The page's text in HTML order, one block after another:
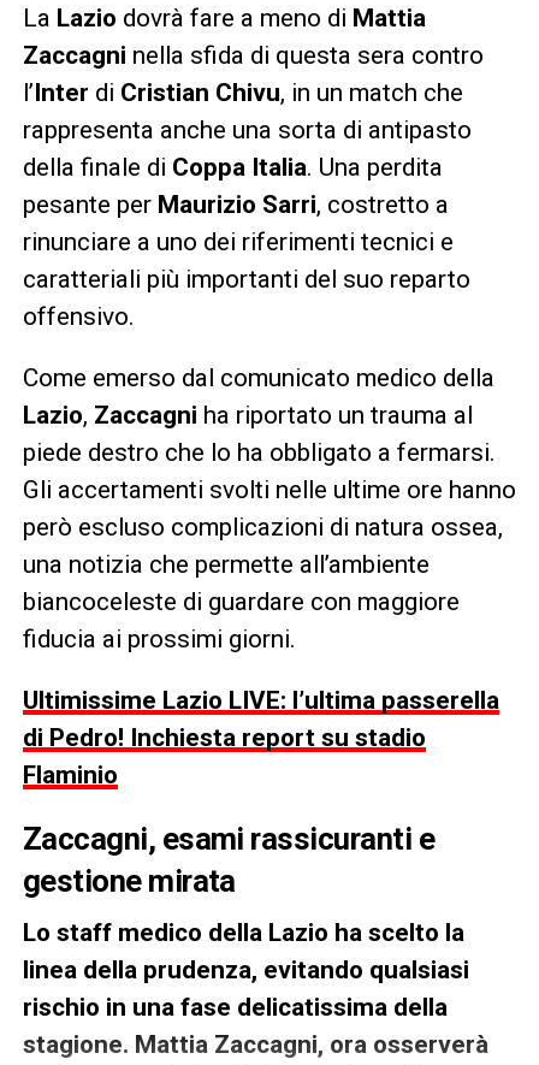
La Lazio dovrà fare a meno di Mattia
Zaccagni nella sfida di questa sera contro
l’Inter di Cristian Chivu, in un match che
rappresenta anche una sorta di antipasto
della finale di Coppa Italia. Una perdita
pesante per Maurizio Sarri, costretto a
rinunciare a uno dei riferimenti tecnici e
caratteriali più importanti del suo reparto
offensivo.
Come emerso dal comunicato medico della
Lazio, Zaccagni ha riportato un trauma al
piede destro che lo ha obbligato a fermarsi.
Gli accertamenti svolti nelle ultime ore hanno
però escluso complicazioni di natura ossea,
una notizia che permette all’ambiente
biancoceleste di guardare con maggiore
fiducia ai prossimi giorni.
Ultimissime Lazio LIVE: l’ultima passerella
di Pedro! Inchiesta report su stadio
Flaminio
Zaccagni, esami rassicuranti e
gestione mirata
Lo staff medico della Lazio ha scelto la
linea della prudenza, evitando qualsiasi
rischio in una fase delicatissima della
stagione. Mattia Zaccagni, ora osserverà